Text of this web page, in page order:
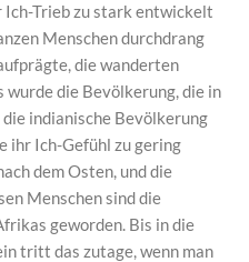
Ich-Trieb zu stark entwickelt
Menschen durchdrang
die wanderten
wurde die Bevölkerung, die in
indianische Bevölkerung
ihr Ich-Gefühl zu gering
dem Osten, und die
Menschen sind die
geworden. Bis in die
tritt das zutage, wenn man